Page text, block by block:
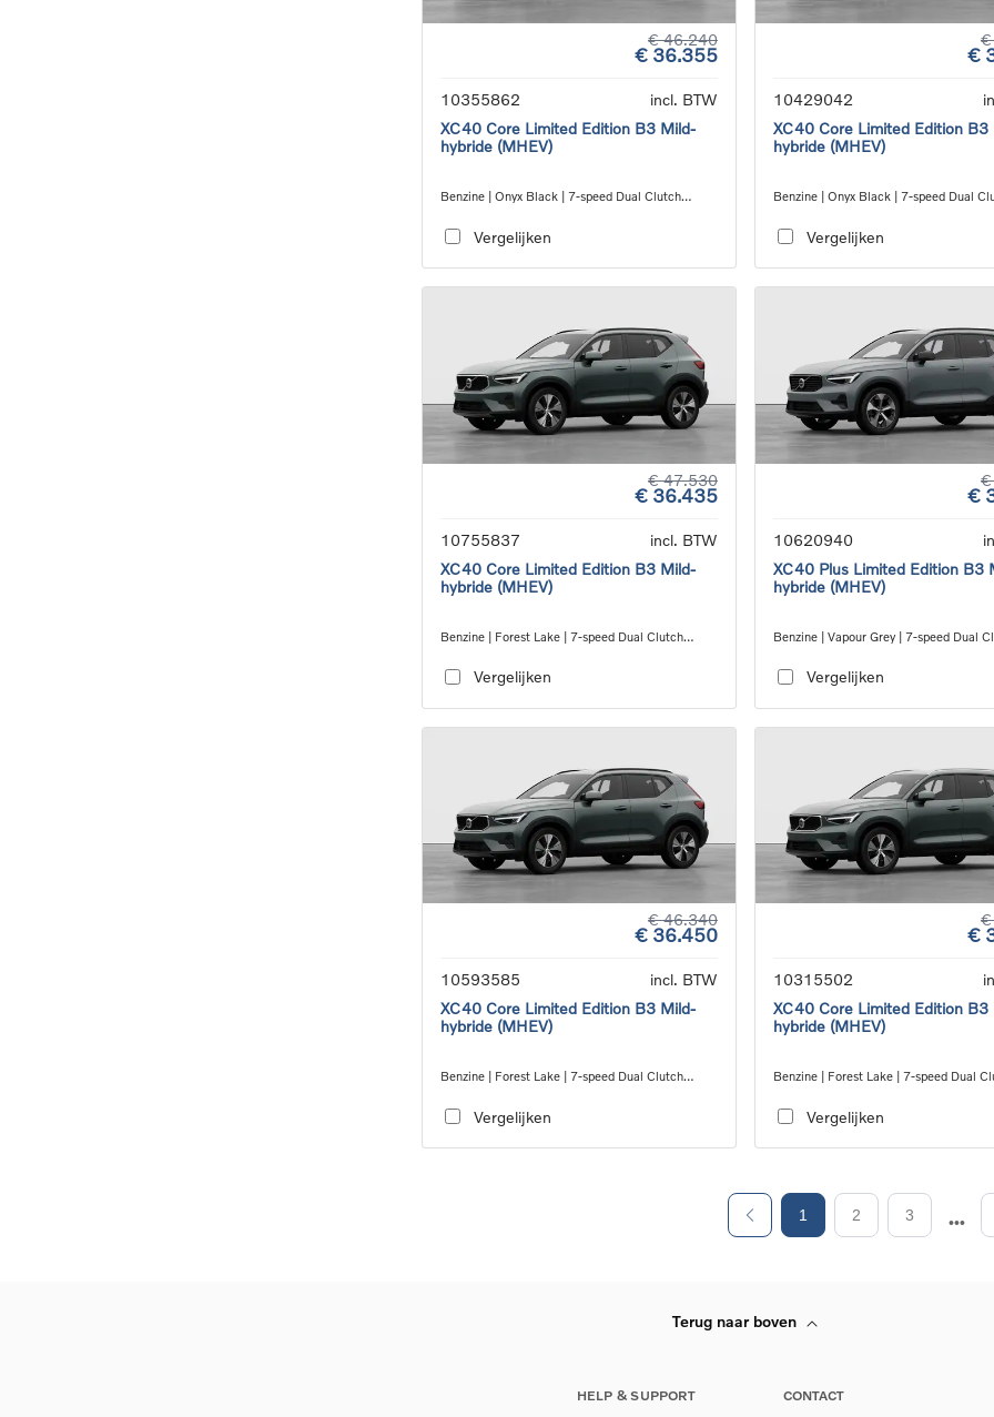
€ 46.240
€ 36.355
10355862
incl. BTW
XC40 Core Limited Edition B3 Mild-
hybride (MHEV)
Benzine | Onyx Black | 7-speed Dual Clutch
Vergelijken
€
€
10429042
XC40 Core Limited Edition B3
hybride (MHEV)
Benzine | Onyx Black | 7-speed Dual
Vergelijken
€ 47.530
€ 36.435
10755837
incl. BTW
XC40 Core Limited Edition B3 Mild-
hybride (MHEV)
Benzine | Forest Lake | 7-speed Dual Clutch
Vergelijken
€
€
10620940
XC40 Plus Limited Edition B3
hybride (MHEV)
Benzine | Vapour Grey | 7-speed Dual
Vergelijken
€ 46.340
€ 36.450
10593585
incl. BTW
XC40 Core Limited Edition B3 Mild-
hybride (MHEV)
Benzine | Forest Lake | 7-speed Dual Clutch
Vergelijken
€
€
10315502
XC40 Core Limited Edition B3
hybride (MHEV)
Benzine | Forest Lake | 7-speed Dual
Vergelijken
1 2 3
Terug naar boven
HELP & SUPPORT CONTACT